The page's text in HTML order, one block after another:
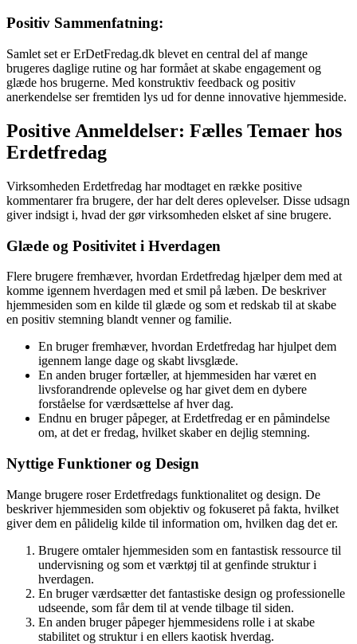
Positiv Sammenfatning:
Samlet set er ErDetFredag.dk blevet en central del af mange
brugeres daglige rutine og har formået at skabe engagement og
glæde hos brugerne. Med konstruktiv feedback og positiv
anerkendelse ser fremtiden lys ud for denne innovative hjemmeside.
Positive Anmeldelser: Fælles Temaer hos
Erdetfredag
Virksomheden Erdetfredag har modtaget en række positive
kommentarer fra brugere, der har delt deres oplevelser. Disse udsagn
giver indsigt i, hvad der gør virksomheden elsket af sine brugere.
Glæde og Positivitet i Hverdagen
Flere brugere fremhæver, hvordan Erdetfredag hjælper dem med at
komme igennem hverdagen med et smil på læben. De beskriver
hjemmesiden som en kilde til glæde og som et redskab til at skabe
en positiv stemning blandt venner og familie.
En bruger fremhæver, hvordan Erdetfredag har hjulpet dem
igennem lange dage og skabt livsglæde.
En anden bruger fortæller, at hjemmesiden har været en
livsforandrende oplevelse og har givet dem en dybere
forståelse for værdsættelse af hver dag.
Endnu en bruger påpeger, at Erdetfredag er en påmindelse
om, at det er fredag, hvilket skaber en dejlig stemning.
Nyttige Funktioner og Design
Mange brugere roser Erdetfredags funktionalitet og design. De
beskriver hjemmesiden som objektiv og fokuseret på fakta, hvilket
giver dem en pålidelig kilde til information om, hvilken dag det er.
Brugere omtaler hjemmesiden som en fantastisk ressource til
undervisning og som et værktøj til at genfinde struktur i
hverdagen.
En bruger værdsætter det fantastiske design og professionelle
udseende, som får dem til at vende tilbage til siden.
En anden bruger påpeger hjemmesidens rolle i at skabe
stabilitet og struktur i en ellers kaotisk hverdag.